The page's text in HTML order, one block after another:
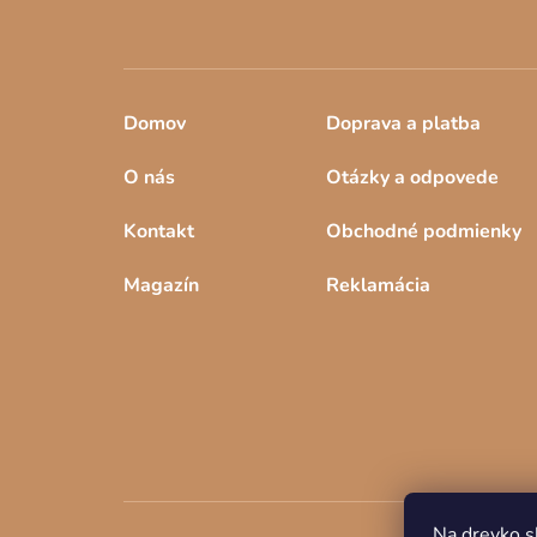
Domov
O nás
Kontakt
Magazín
Doprava a platba
Otázky a odpovede
Obchodné podmienky
Reklamácia